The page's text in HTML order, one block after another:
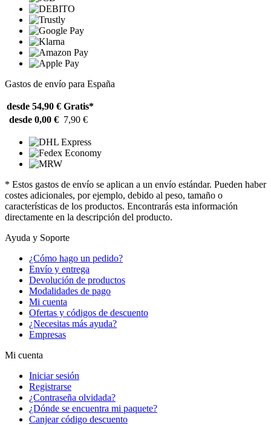
Gastos de envío para España
desde 54,90 € Gratis*
desde 0,00 € 7,90 €
* Estos gastos de envío se aplican a un envío estándar. Pueden haber
costes adicionales, por ejemplo, debido al peso, tamaño o
características de los productos. Encontrarás esta información
directamente en la descripción del producto.
Ayuda y Soporte
¿Cómo hago un pedido?
Envío y entrega
Devolución de productos
Modalidades de pago
Mi cuenta
Ofertas y códigos de descuento
¿Necesitas más ayuda?
Empresas
Mi cuenta
Iniciar sesión
Registrarse
¿Contraseña olvidada?
¿Dónde se encuentra mi paquete?
Canjear código descuento